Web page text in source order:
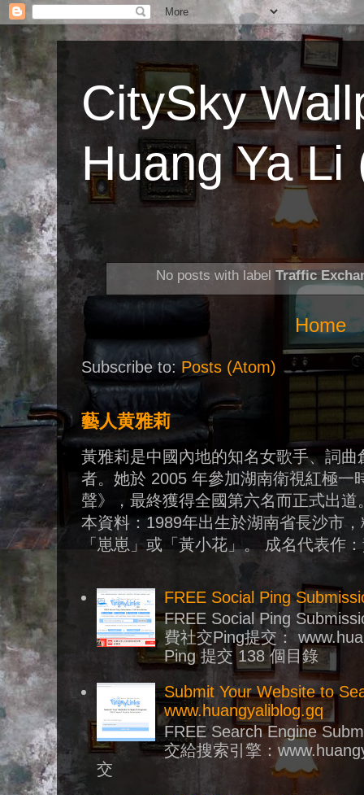
CitySky
Huang Ya
No posts with labelTraffic
Home
Subscribe to: Posts (Atom)
藝人黄雅莉
黃雅莉是中國內地的知名女歌手、詞
者。她於 2005 年參加湖南衛視紅極一
聲》，最終獲得全國第六名而正式出
本資料：1989年出生於湖南省長沙市
「崽崽」或「黃小花」。 成名代表作
FREE Social Ping
FREE Social Ping
費社交Ping提交：
Ping 提交 138 個目錄
Submit Your Website to
www.huangyaliblog.gq
FREE Search Engine
交給搜索引擎：
交